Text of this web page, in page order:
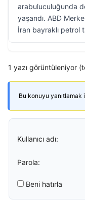
arabuluculuğunda
yaşandı. ABD
İran bayraklı petrol
1 yazı görüntüleniyor
Bu konuyu yanıtlamak
Kullanıcı adı:
Parola:
Beni hatırla